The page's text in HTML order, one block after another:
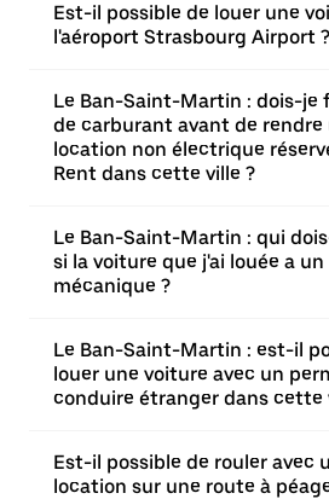
Est-il possible de louer une
l'aéroport Strasbourg Airport ?
Le Ban-Saint-Martin : dois-je
de carburant avant de rendre
location non électrique
Rent dans cette ville ?
Le Ban-Saint-Martin : qui
si la voiture que j'ai louée a
mécanique ?
Le Ban-Saint-Martin : est-il
louer une voiture avec un
conduire étranger dans cette
Est-il possible de rouler avec
location sur une route à